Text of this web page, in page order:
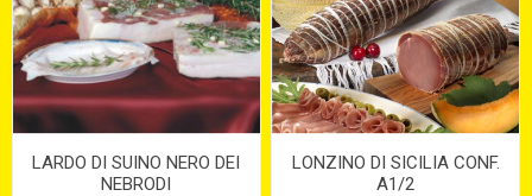
LARDO DI SUINO NERO DEI
NEBRODI
LONZINO DI SICILIA CONF.
A1/2